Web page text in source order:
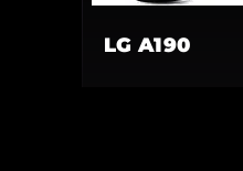
LG A190